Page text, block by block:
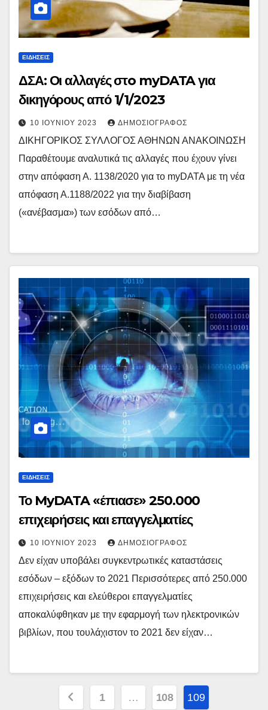
ΕΙΔΉΣΕΙΣ
ΔΣΑ: Οι αλλαγές στo myDATA για
δικηγόρους από 1/1/2023
10 ΙΟΥΝΊΟΥ 2023 ΔΗΜΟΣΙΟΓΡΆΦΟΣ
ΔΙΚΗΓΟΡΙΚΟΣ ΣΥΛΛΟΓΟΣ ΑΘΗΝΩΝ ΑΝΑΚΟΙΝΩΣΗ
Παραθέτουμε αναλυτικά τις αλλαγές που έχουν γίνει
στην απόφαση Α. 1138/2020 για τo myDATA με τη νέα
απόφαση Α.1188/2022 για την διαβίβαση
(«ανέβασμα») των εσόδων από…
ΕΙΔΉΣΕΙΣ
Το MyDATA «έπιασε» 250.000
επιχειρήσεις και επαγγελματίες
10 ΙΟΥΝΊΟΥ 2023 ΔΗΜΟΣΙΟΓΡΆΦΟΣ
Δεν είχαν υποβάλει συγκεντρωτικές καταστάσεις
εσόδων – εξόδων το 2021 Περισσότερες από 250.000
επιχειρήσεις και ελεύθεροι επαγγελματίες
αποκαλύφθηκαν με την εφαρμογή των ηλεκτρονικών
βιβλίων, που τουλάχιστον το 2021 δεν είχαν…
Πλοήγηση
1 … 108 109